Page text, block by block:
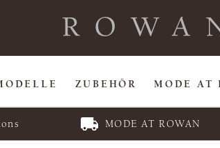
ZUBEHÖR MODE AT
MODE AT ROWAN